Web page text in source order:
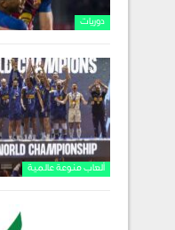
دوريات
ألعاب منوعة عالمية